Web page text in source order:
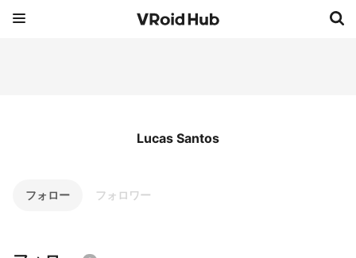
Lucas Santos
フォロー フォロワー